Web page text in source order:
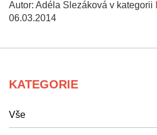
Autor: Adéla Slezáková v kategorii
06.03.2014
KATEGORIE
Vše